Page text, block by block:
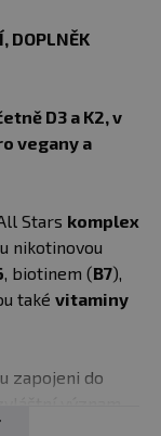
DOPLNĚK
D3 a K2, v
vegany a
Stars komplex
nikotinovou
, biotinem (B7),
také vitaminy
zapojeni do
B